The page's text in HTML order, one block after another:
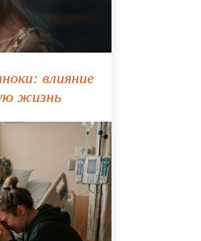
влияние
жизнь